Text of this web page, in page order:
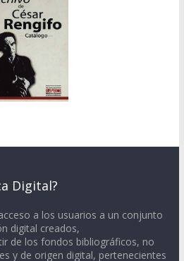
Digital?
a los usuarios a un conjunto
digital creados,
de los fondos bibliográficos, no
y de origen digital, pertenecientes